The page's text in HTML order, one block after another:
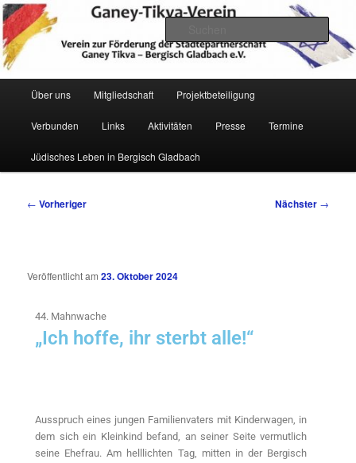
Zum
primären
Inhalt
springen
Ganey Tikva Verein Bergisch
Gladbach
Verein zur Förderung der Städtepartnerschaft Ganey Tikva – Bergisch
Gladbach e. V.
Hauptmenü
Über uns Mitgliedschaft Projektbeteiligung
Verbunden Links Aktivitäten Presse Termine
Jüdisches Leben in Bergisch Gladbach
Beitragsnavigation
← Vorheriger Nächster →
Veröffentlicht am23. Oktober 2024
44. Mahnwache
„Ich hoffe, ihr sterbt alle!“
Ausspruch eines jungen Familienvaters mit Kinderwagen, in
dem sich ein Kleinkind befand, an seiner Seite vermutlich
seine Ehefrau. Am helllichten Tag, mitten in der Bergisch